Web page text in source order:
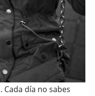
día no sabes